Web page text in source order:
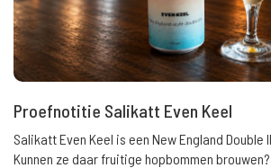
Proefnotitie Salikatt Even Keel
Salikatt Even Keel is een New England Double
Kunnen ze daar fruitige hopbommen